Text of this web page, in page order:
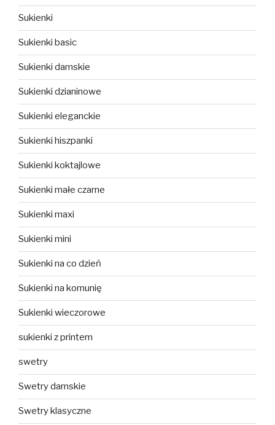
Sukienki
Sukienki basic
Sukienki damskie
Sukienki dzianinowe
Sukienki eleganckie
Sukienki hiszpanki
Sukienki koktajlowe
Sukienki małe czarne
Sukienki maxi
Sukienki mini
Sukienki na co dzień
Sukienki na komunię
Sukienki wieczorowe
sukienki z printem
swetry
Swetry damskie
Swetry klasyczne